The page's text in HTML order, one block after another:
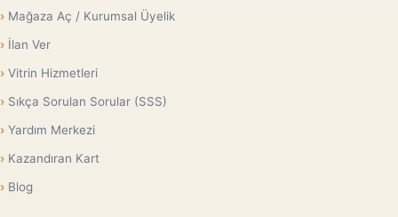
Mağaza Aç / Kurumsal Üyelik
İlan Ver
Vitrin Hizmetleri
Sıkça Sorulan Sorular (SSS)
Yardım Merkezi
Kazandıran Kart
Blog